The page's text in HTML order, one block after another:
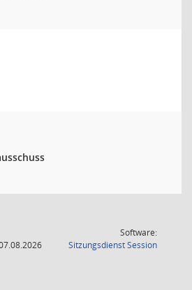
Software:
SitzungsdienstSession(Wird in